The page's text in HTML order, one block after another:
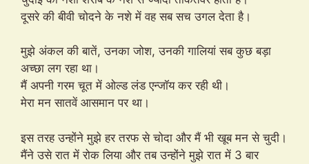
दूसरे की बीवी चोदने के नशे में वह सब सच उगल देता है।
मुझे अंकल की बातें, उनका जोश, उनकी गालियां सब कुछ बड़ा
अच्छा लग रहा था।
मैं अपनी गरम चूत में ओल्ड लंड एन्जॉय कर रही थी।
मेरा मन सातवें आसमान पर था।
इस तरह उन्होंने मुझे हर तरफ से चोदा और मैं भी खूब मन से चुदी।
मैंने उसे रात में रोक लिया और तब उन्होंने मुझे रात में 3 बार